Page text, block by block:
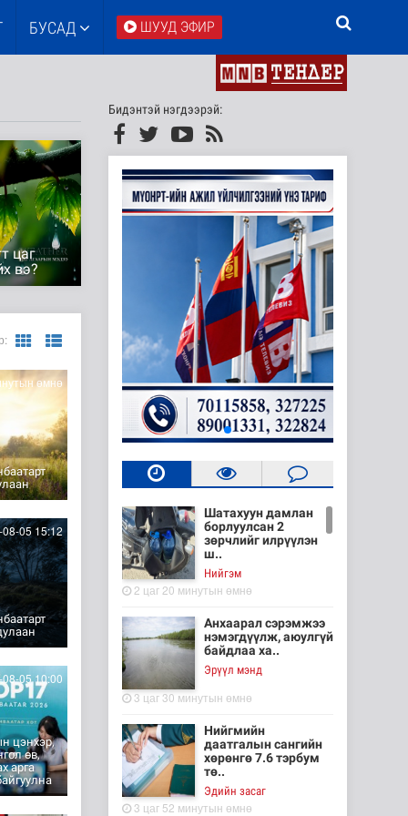
БУСАД ШУУД ЭФИР
цаг
вэ?
өмнө
05 15:12
цэнхэр,
өв,
арга
05 10:00
Бидэнтэй нэгдээрэй:
Шатахуун дамлан
борлуулсан 2
зөрчлийг илрүүлэн
ш..
Нийгэм
2 цаг 20 минутын өмнө
Анхаарал сэрэмжээ
нэмэгдүүлж, аюулгүй
байдлаа ха..
Эрүүл мэнд
3 цаг 30 минутын өмнө
Нийгмийн
даатгалын сангийн
хөрөнгө 7.6 тэрбум
тө..
Эдийн засаг
3 цаг 52 минутын өмнө